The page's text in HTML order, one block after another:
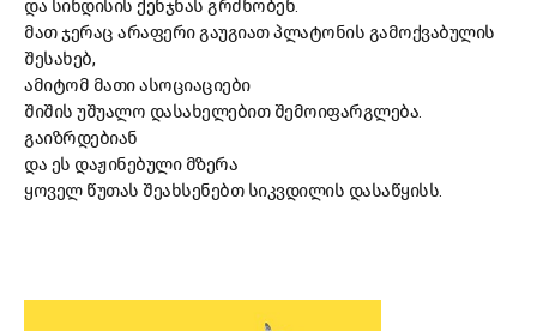
და სინდისის ქენჯნას გრძნობენ.
მათ ჯერაც არაფერი გაუგიათ პლატონის გამოქვაბულის
შესახებ,
ამიტომ მათი ასოციაციები
შიშის უშუალო დასახელებით შემოიფარგლება.
გაიზრდებიან
და ეს დაჟინებული მზერა
ყოველ წუთას შეახსენებთ სიკვდილის დასაწყისს.